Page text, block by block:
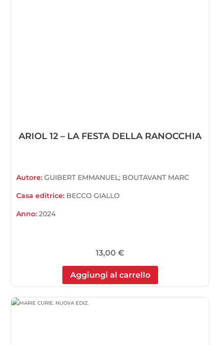
ARIOL 12 – LA FESTA DELLA RANOCCHIA
Autore:GUIBERT EMMANUEL; BOUTAVANT MARC
Casa editrice: BECCO GIALLO
Anno:2024
13,00 €
Aggiungi al carrello